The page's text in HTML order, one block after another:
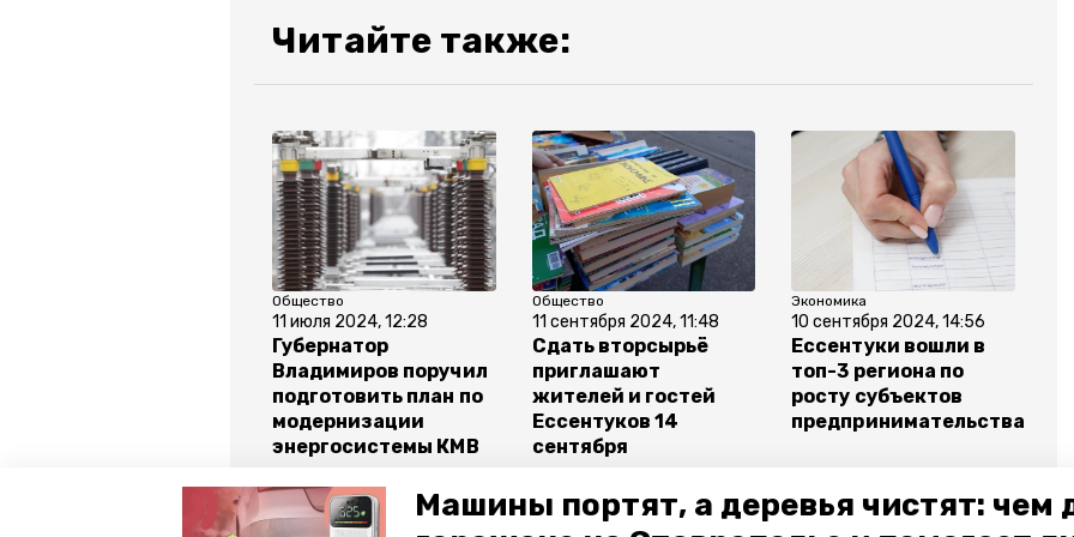
Машины портят, а деревья чистят: чем
Читайте также:
Общество
11 июля 2024, 12:28
Губернатор
Владимиров поручил
подготовить план по
модернизации
энергосистемы КМВ
Общество
11 сентября 2024, 11:48
Сдать вторсырьё
приглашают
жителей и гостей
Ессентуков 14
сентября
Экономика
10 сентября 2024, 14:56
Ессентуки вошли в
топ-3 региона по
росту субъектов
предпринимательства
Все новости